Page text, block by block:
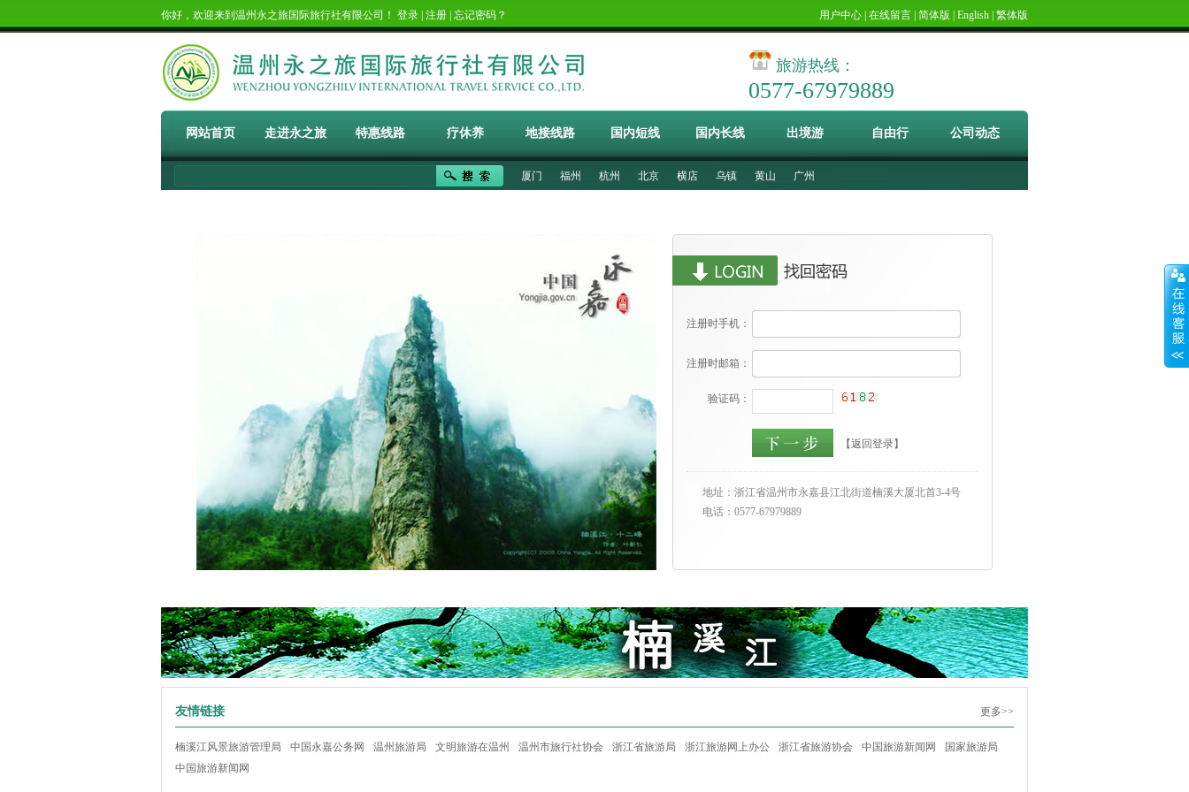
你好，欢迎来到温州永之旅国际旅行社有限公司！ 登录 注册 忘记密码？ 用户中心 在线留言 简体版 English 繁体版
旅游热线：
0577-67979889
网站首页 走进永之旅 特惠线路 疗休养 地接线路 国内短线 国内长线 出境游 自由行 公司动态
厦门 福州 杭州 北京 横店 乌镇 黄山 广州
注册时手机：
注册时邮箱：
验证码：
【返回登录】
地址：浙江省温州市永嘉县江北街道楠溪大厦北首3-4号
电话：0577-67979889
友情链接 更多>>
楠溪江风景旅游管理局 中国永嘉公务网 温州旅游局 文明旅游在温州 温州市旅行社协会 浙江省旅游局 浙江旅游网上办公 浙江省旅游协会 中国旅游新闻网
国家旅游局
中国旅游新闻网